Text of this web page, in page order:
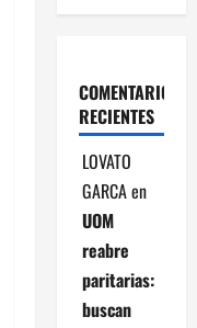
COMENTARIOS
RECIENTES
LOVATO
GARCAen
UOM
reabre
paritarias:
buscan